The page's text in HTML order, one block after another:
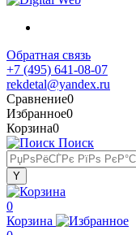
Обратная связь
+7 (495) 641-08-07
rekdetal@yandex.ru
Сравнение0
Избранное0
Корзина0
Поиск
0
Корзина